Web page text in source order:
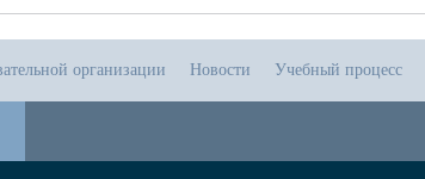
организации Новости Учебный процесс